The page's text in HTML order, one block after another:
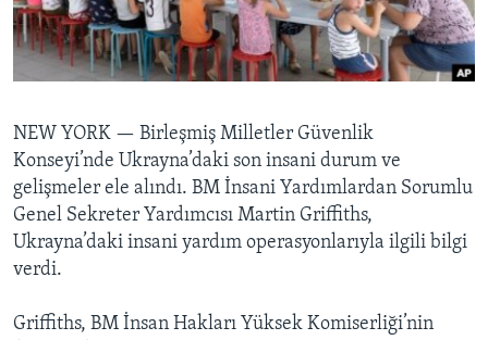
SANAT
Diller
NEW YORK — Birleşmiş Milletler Güvenlik
Konseyi’nde Ukrayna’daki son insani durum ve
gelişmeler ele alındı. BM İnsani Yardımlardan Sorumlu
Genel Sekreter Yardımcısı Martin Griffiths,
Ukrayna’daki insani yardım operasyonlarıyla ilgili bilgi
verdi.
Griffiths, BM İnsan Hakları Yüksek Komiserliği’nin